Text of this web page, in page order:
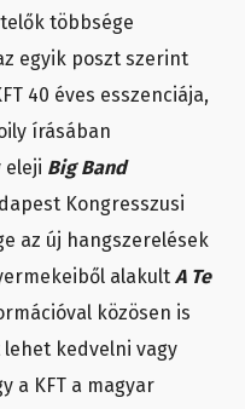
többsége
egyik poszt szerint
40 éves esszenciája,
írásában
eleji Big Band
Kongresszusi
az új hangszerelések
alakult A Te
közösen is
kedvelni vagy
a KFT a magyar